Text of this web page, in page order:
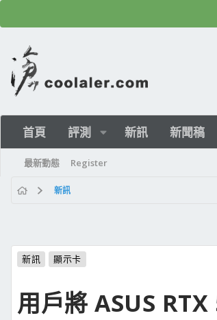
首頁 評測 新訊 新聞稿
最新動態 Register
新訊
新訊 顯示卡
用戶將 ASUS